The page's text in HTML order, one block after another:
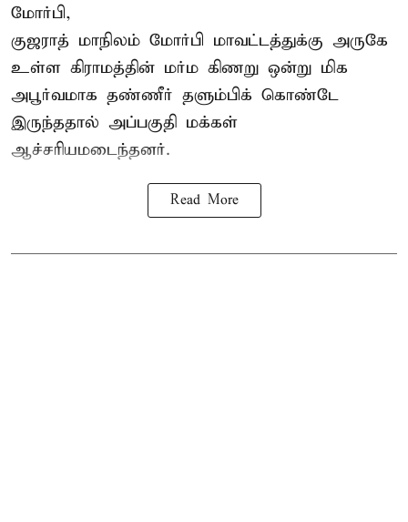
மோர்பி,
குஜராத் மாநிலம் மோர்பி மாவட்டத்துக்கு அருகே
உள்ள கிராமத்தின் மர்ம கிணறு ஒன்று மிக
அபூர்வமாக தண்ணீர் தளும்பிக் கொண்டே
இருந்ததால் அப்பகுதி மக்கள்
ஆச்சரியமடைந்தனர்.
Read More